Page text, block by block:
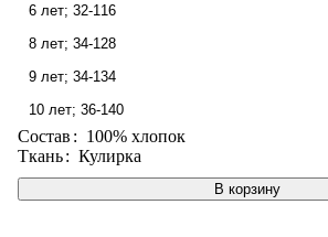
В корзину
6 лет; 32-116
8 лет; 34-128
9 лет; 34-134
10 лет; 36-140
Состав: 100% хлопок
Ткань: Кулирка